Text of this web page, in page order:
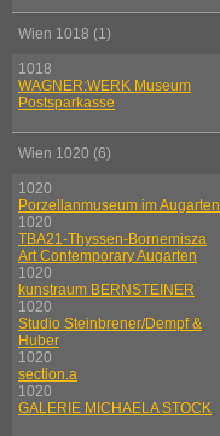
Wien 1018 (1)
1018
WAGNER:WERK Museum
Postsparkasse
Wien 1020 (6)
1020
Porzellanmuseum im Augarten
1020
TBA21-Thyssen-Bornemisza
Art Contemporary Augarten
1020
kunstraum BERNSTEINER
1020
Studio Steinbrener/Dempf &
Huber
1020
section.a
1020
GALERIE MICHAELA STOCK